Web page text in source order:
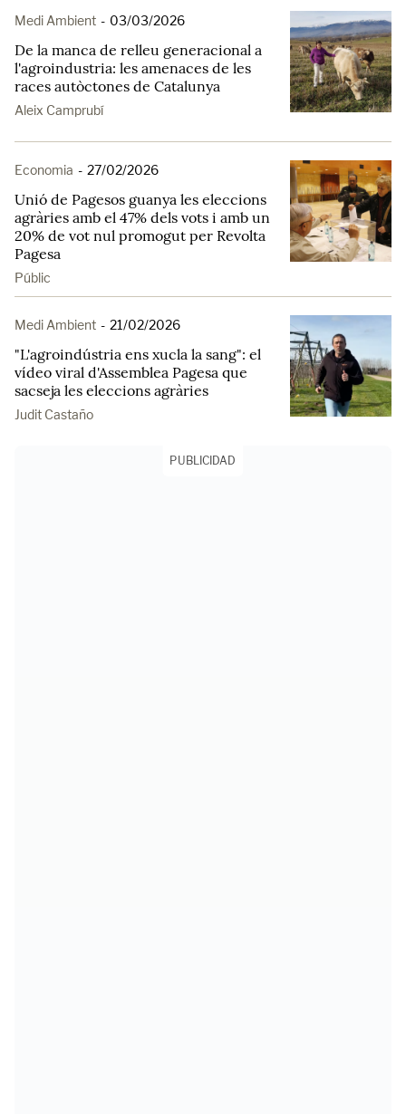
Medi Ambient - 03/03/2026
De la manca de relleu generacional a
l'agroindustria: les amenaces de les
races autòctones de Catalunya
Aleix Camprubí
Economia - 27/02/2026
Unió de Pagesos guanya les eleccions
agràries amb el 47% dels vots i amb un
20% de vot nul promogut per Revolta
Pagesa
Públic
Medi Ambient - 21/02/2026
"L'agroindústria ens xucla la sang": el
vídeo viral d'Assemblea Pagesa que
sacseja les eleccions agràries
Judit Castaño
PUBLICIDAD